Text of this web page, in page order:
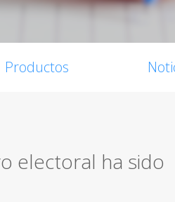
Productos
electoral ha sido